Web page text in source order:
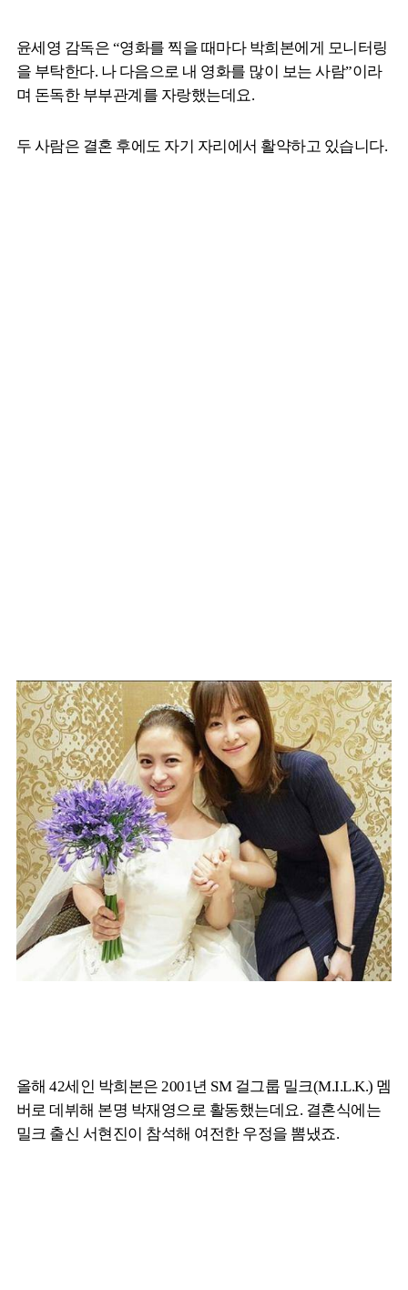
윤세영 감독은 “영화를 찍을 때마다 박희본에게 모니터링
을 부탁한다. 나 다음으로 내 영화를 많이 보는 사람”이라
며 돈독한 부부관계를 자랑했는데요.
두 사람은 결혼 후에도 자기 자리에서 활약하고 있습니다.
올해 42세인 박희본은 2001년 SM 걸그룹 밀크(M.I.L.K.) 멤
버로 데뷔해 본명 박재영으로 활동했는데요. 결혼식에는
밀크 출신 서현진이 참석해 여전한 우정을 뽐냈죠.